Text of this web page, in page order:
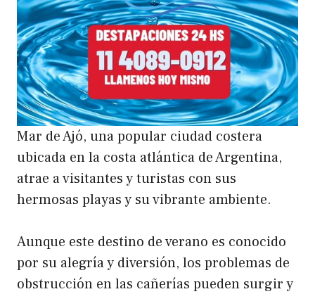
Mar de Ajó, una popular ciudad costera
ubicada en la costa atlántica de Argentina,
atrae a visitantes y turistas con sus
hermosas playas y su vibrante ambiente.
Aunque este destino de verano es conocido
por su alegría y diversión, los problemas de
obstrucción en las cañerías pueden surgir y